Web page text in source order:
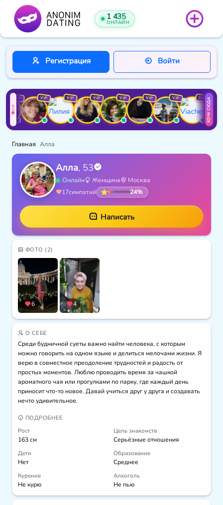
1 435
ОНЛАЙН
Регистрация Войти
VIP
VIP VIP VIP VIP VIP VIP VIP VIP ХОЧУ СЮДА
Главная Алла
Алла, 53
Онлайн Женщина
Москва
17симпатий 24%
Написать
ФОТО (2)
6 4
О СЕБЕ
Среди будничной суеты важно найти человека, с которым
можно говорить на одном языке и делиться мелочами жизни. Я
верю в совместное преодоление трудностей и радость от
простых моментов. Люблю проводить время за чашкой
ароматного чая или прогулками по парку, где каждый день
приносит что-то новое. Давай учиться друг у друга и создавать
нечто удивительное.
ПОДРОБНЕЕ
Рост
163 см
Цель знакомств
Серьёзные отношения
Дети
Нет
Образование
Среднее
Курение
Не курю
Алкоголь
Не пью